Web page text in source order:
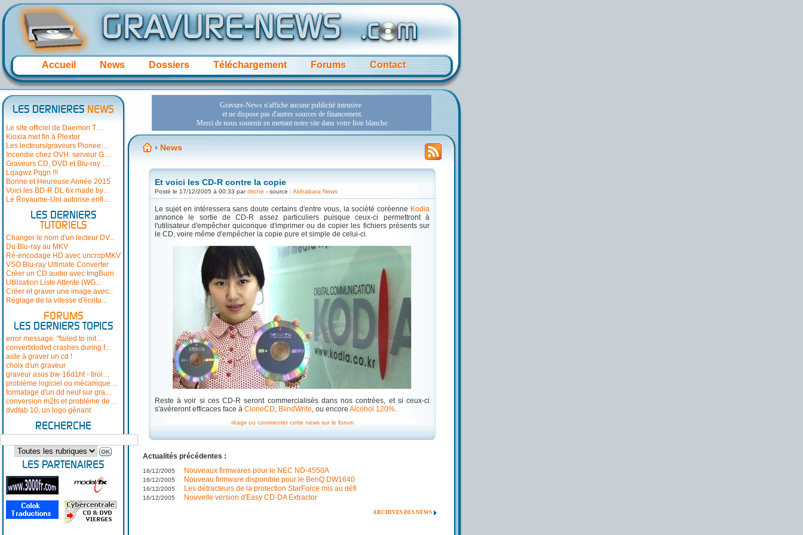
Accueil News Dossiers Téléchargement Forums Contact
LES DERNIERESNEWS
Le site officiel de Daemon T…
Kioxia met fin à Plextor
Les lecteurs/graveurs Pionee…
Incendie chez OVH: serveur G…
Graveurs CD, DVD et Blu-ray …
Lqagwz Pqgn !!!
Bonne et Heureuse Année 2015
Voici les BD-R DL 6x made by…
Le Royaume-Uni autorise enfi…
LES DERNIERS
TUTORIELS
Changer le nom d'un lecteur DV...
Du Blu-ray au MKV
Ré-encodage HD avec uncropMKV
VSO Blu-ray Ultimate Converter
Créer un CD audio avec ImgBurn
Utilisation Liste Attente (WG...
Créer et graver une image avec...
Réglage de la vitesse d'écritu...
FORUMS
LES DERNIERS TOPICS
error message: "failed to init…
convertxtodvd crashes during f…
aide à graver un cd !
choix d'un graveur
graveur asus bw-16d1ht - tiroi…
problème logiciel ou mécanique…
formatage d'un dd neuf sur gra…
conversion m2ts et problème de…
dvdfab 10, un logo gênant
RECHERCHE
LES PARTENAIRES
› News
Et voici les CD-R contre la copie
Posté le 17/12/2005 à 00:33 parditche - source : Akihabara News
Le sujet en intéressera sans doute certains d'entre vous, la société coréenne Kodia
annonce le sortie de CD-R assez particuliers puisque ceux-ci permettront à
l'utilisateur d'empêcher quiconque d'imprimer ou de copier les fichiers présents sur
le CD, voire même d'empêcher la copie pure et simple de celui-ci.
Reste à voir si ces CD-R seront commercialisés dans nos contrées, et si ceux-ci
s'avéreront efficaces face à CloneCD, BlindWrite, ou encore Alcohol 120%.
réagir ou commenter cette news sur le forum
Actualités précédentes :
16/12/2005 Nouveaux firmwares pour le NEC ND-4550A
16/12/2005 Nouveau firmware disponible pour le BenQ DW1640
16/12/2005 Les détracteurs de la protection StarForce mis au défi
16/12/2005 Nouvelle version d'Easy CD-DA Extractor
ARCHIVES DES NEWS